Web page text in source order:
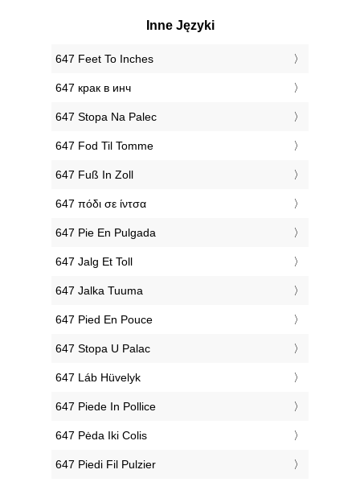
Inne Języki
‎647 Feet To Inches
‎647 крак в инч
‎647 Stopa Na Palec
‎647 Fod Til Tomme
‎647 Fuß In Zoll
‎647 πόδι σε ίντσα
‎647 Pie En Pulgada
‎647 Jalg Et Toll
‎647 Jalka Tuuma
‎647 Pied En Pouce
‎647 Stopa U Palac
‎647 Láb Hüvelyk
‎647 Piede In Pollice
‎647 Pėda Iki Colis
‎647 Piedi Fil Pulzier